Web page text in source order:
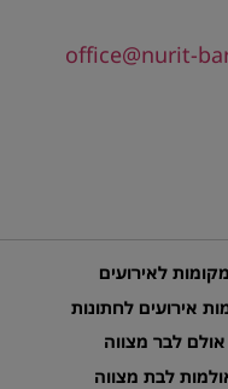
office@nurit-
מקומות לאירועים
אירועים לחתונות
אולם לבר מצווה
לבת מצווה